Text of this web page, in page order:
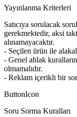
Yayınlanma Kriterleri
Satıcıya sorulacak
gerekmektedir, aksi
alınamayacaktır.
- Seçilen ürün ile
- Genel ahlak
olmamalıdır.
- Reklam içerikli bir
ButtonIcon
Soru Sorma Kuralları